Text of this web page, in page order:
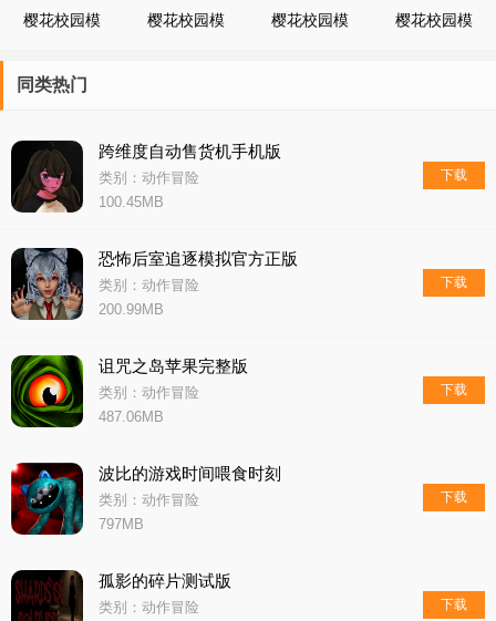
樱花校园模
文版
樱花校园模
樱花校园模
樱花校园模
同类热门
跨维度自动售货机手机版
类别：动作冒险
100.45MB
下载
恐怖后室追逐模拟官方正版
类别：动作冒险
200.99MB
下载
诅咒之岛苹果完整版
类别：动作冒险
487.06MB
下载
波比的游戏时间喂食时刻
类别：动作冒险
797MB
下载
孤影的碎片测试版
类别：动作冒险
下载